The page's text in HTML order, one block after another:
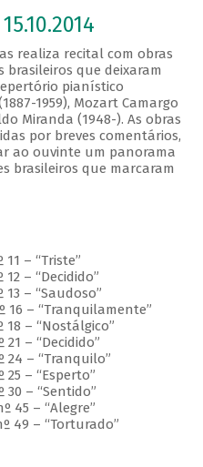
realiza recital com obras
brasileiros que deixaram
pianístico
1959), Mozart Camargo
Miranda (1948-). As obras
por breves comentários,
ao ouvinte um panorama
brasileiros que marcaram
– “Triste”
– “Decidido”
– “Saudoso”
16 – “Tranquilamente”
18 – “Nostálgico”
– “Decidido”
24 – “Tranquilo”
25 – “Esperto”
30 – “Sentido”
45 – “Alegre”
49 – “Torturado”